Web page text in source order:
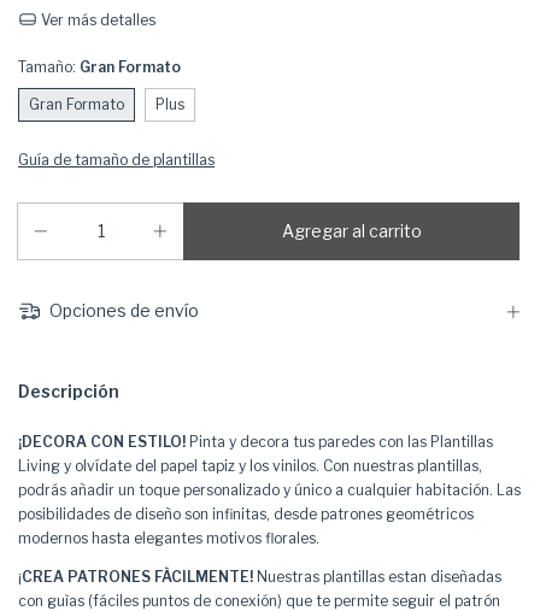
Ver más detalles
Tamaño: Gran Formato
Gran Formato Plus
Guía de tamaño de plantillas
Opciones de envío
Descripción
¡DECORA CON ESTILO! Pinta y decora tus paredes con las Plantillas
Living y olvídate del papel tapiz y los vinilos. Con nuestras plantillas,
podrás añadir un toque personalizado y único a cualquier habitación. Las
posibilidades de diseño son infinitas, desde patrones geométricos
modernos hasta elegantes motivos florales.
¡CREA PATRONES FÀCILMENTE! Nuestras plantillas estan diseñadas
con guìas (fáciles puntos de conexión) que te permite seguir el patrón